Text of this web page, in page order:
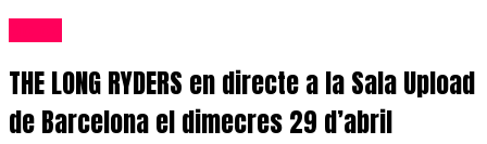
THE LONG RYDERS en directe a la Sala Upload
de Barcelona el dimecres 29 d’abril